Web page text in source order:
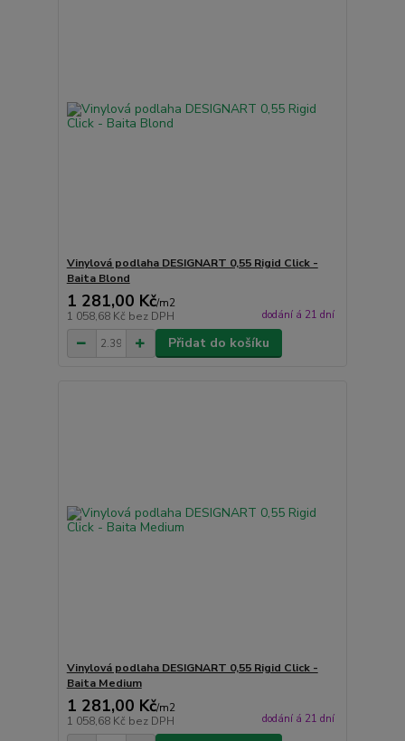
Vinylová podlaha DESIGNART 0,55 Rigid Click -
Baita Blond
1 281,00 Kč/m2
1 058,68 Kč bez DPH dodání á 21 dní
Přidat do košíku
Vinylová podlaha DESIGNART 0,55 Rigid Click -
Baita Medium
1 281,00 Kč/m2
1 058,68 Kč bez DPH dodání á 21 dní